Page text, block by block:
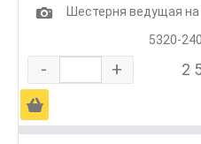
1
Шестерня ведущая на
5320-
- + 2
Ä